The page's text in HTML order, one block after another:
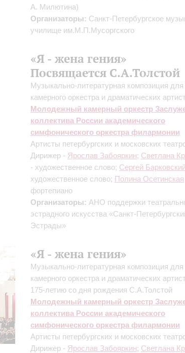
А. Милютина)
Организаторы: Санкт-Петербургское
училище им.М.П.Мусоргского
«Я - жена гения»
Посвящается С.А.Толстой
Музыкально-литературная композиция для
камерного оркестра и драматических
Молодежный камерный оркестр
коллектива России академического
симфонического оркестра филармонии
Артисты петербургских и московских
Дирижер - Ярослав Забояркин; Светлана
- художественное слово; Сергей Барковский
художественное слово; Полина Осетинская
фортепиано
Организаторы: АНО поддержки
эстрадного искусства «Санкт-
Эстрады»
«Я - жена гения»
Музыкально-литературная композиция для
камерного оркестра и драматических
175-летию со дня рождения С.А.Толстой
Молодежный камерный оркестр
коллектива России академического
симфонического оркестра филармонии
Артисты петербургских и московских
Дирижер - Ярослав Забояркин; Светлана